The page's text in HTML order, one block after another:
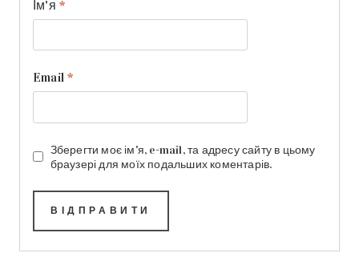
Ім'я *
Email*
Зберегти моє ім'я, e-mail, та адресу сайту в цьому
браузері для моїх подальших коментарів.